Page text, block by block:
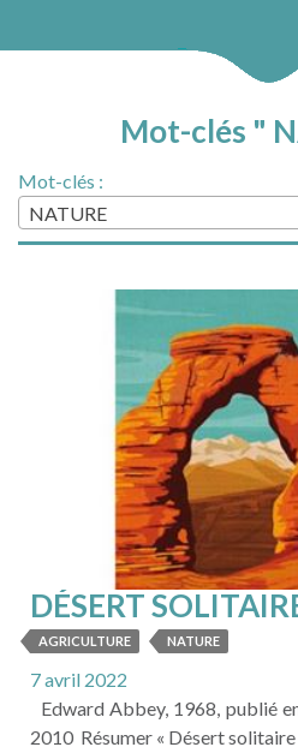
Mot-clés "
Mot-clés :
NATURE
DÉSERT
AGRICULTURE NATURE
7 avril 2022
Edward Abbey, 1968, publié
2010 Résumer « Désert solitaire